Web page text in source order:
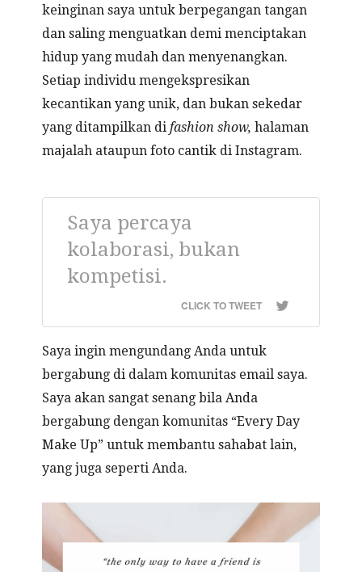
keinginan saya untuk berpegangan tangan
dan saling menguatkan demi menciptakan
hidup yang mudah dan menyenangkan.
Setiap individu mengekspresikan
kecantikan yang unik, dan bukan sekedar
yang ditampilkan di fashion show, halaman
majalah ataupun foto cantik di Instagram.
Saya percaya
kolaborasi, bukan
kompetisi.
CLICK TO TWEET
Saya ingin mengundang Anda untuk
bergabung di dalam komunitas email saya.
Saya akan sangat senang bila Anda
bergabung dengan komunitas “Every Day
Make Up” untuk membantu sahabat lain,
yang juga seperti Anda.